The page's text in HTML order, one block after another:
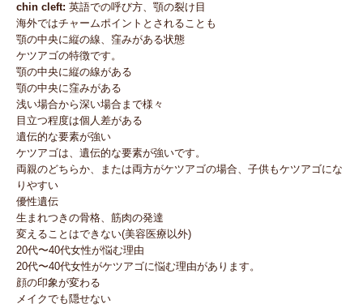
chin cleft: 英語での呼び方、顎の裂け目
海外ではチャームポイントとされることも
顎の中央に縦の線、窪みがある状態
ケツアゴの特徴です。
顎の中央に縦の線がある
顎の中央に窪みがある
浅い場合から深い場合まで様々
目立つ程度は個人差がある
遺伝的な要素が強い
ケツアゴは、遺伝的な要素が強いです。
両親のどちらか、または両方がケツアゴの場合、子供もケツアゴにな
りやすい
優性遺伝
生まれつきの骨格、筋肉の発達
変えることはできない(美容医療以外)
20代〜40代女性が悩む理由
20代〜40代女性がケツアゴに悩む理由があります。
顔の印象が変わる
メイクでも隠せない